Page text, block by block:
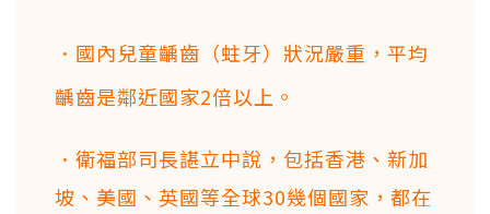
．國內兒童齲齒（蛀牙）狀況嚴重，平均
齲齒是鄰近國家2倍以上。
．衛福部司長諶立中說，包括香港、新加
坡、美國、英國等全球30幾個國家，都在